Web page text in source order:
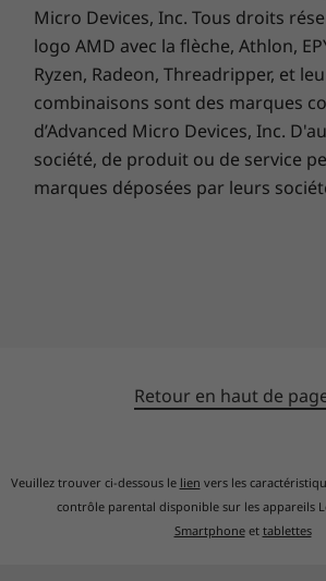
Micro Devices, Inc. Tous droits
logo AMD avec la flèche, Athlon,
Ryzen, Radeon, Threadripper, et
combinaisons sont des marques
d’Advanced Micro Devices, Inc.
société, de produit ou de service
marques déposées par leurs
Retour en haut de
Veuillez trouver ci-dessous le lien vers les
contrôle parental disponible sur les appareils
Smartphoneet tablettes